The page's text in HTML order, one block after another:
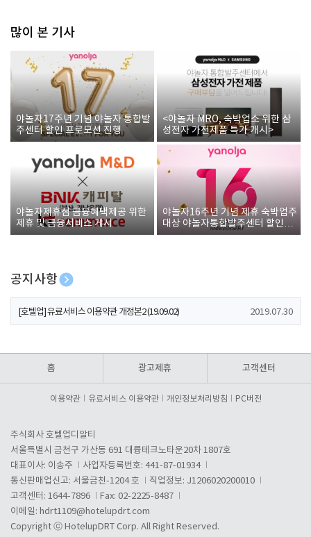
많이 본 기사
야놀자17주년 기념 야놀자 통합발
주센터 할인 프로모션 진행
<야놀자 MRO, 숙박업소 위한 삼
성전자 가전제품 특가 개시>
야놀자제휴점 금융혜택제공 위한
제휴 및 금융서비스 게시
야놀자16주년 기념 제휴 숙박업주
대상 야놀자통합발주센터 할인쿠
폰 증정
공지사항
[호텔업] 개인정보 처리방침 개정본1 (19.09.02)
[호텔업] 유료서비스 이용약관 개정본2 (19.09.02) 2019.07.30
홈 광고제휴 고객센터
이용약관 유료서비스 이용약관 개인정보처리방침 PC버전
주식회사 호텔업디알티
서울특별시 금천구 가산동 691 대륭테크노타운20차 1807호
대표이사: 이송주
사업자등록번호: 441-87-01934
통신판매업신고: 서울금천-1204 호
직업정보: J1206020200010
고객센터: 1644-7896
Fax: 02-2225-8487
이메일: hdrt1109@hotelupdrt.com
Copyright ⓒ HotelupDRT Corp. All Right Reserved.